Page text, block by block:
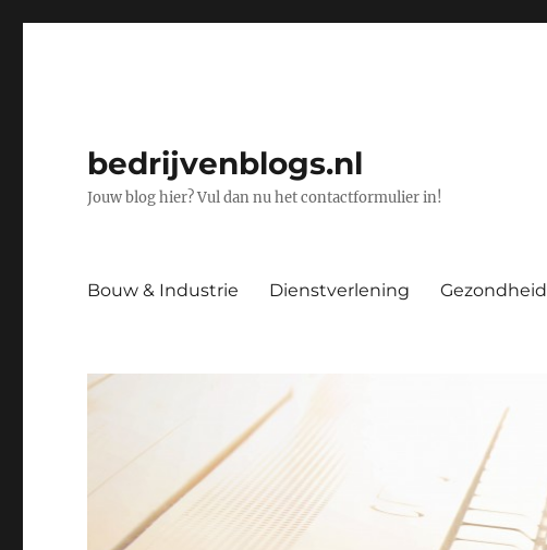
bedrijvenblogs.nl
Jouw blog hier? Vul dan nu het contactformulier in!
Bouw & Industrie Dienstverlening Gezondheid